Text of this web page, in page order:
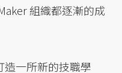
組織都逐漸的成
一所新的技職學